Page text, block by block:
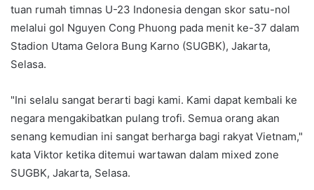
tuan rumah timnas U-23 Indonesia dengan skor satu-nol
melalui gol Nguyen Cong Phuong pada menit ke-37 dalam
Stadion Utama Gelora Bung Karno (SUGBK), Jakarta,
Selasa.
"Ini selalu sangat berarti bagi kami. Kami dapat kembali ke
negara mengakibatkan pulang trofi. Semua orang akan
senang kemudian ini sangat berharga bagi rakyat Vietnam,"
kata Viktor ketika ditemui wartawan dalam mixed zone
SUGBK, Jakarta, Selasa.